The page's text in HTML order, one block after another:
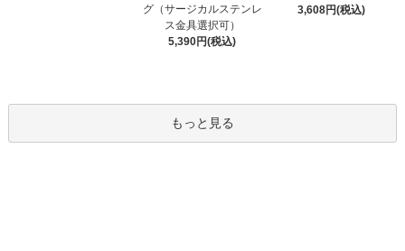
グ（サージカルステンレ
ス金具選択可）
5,390円(税込)
3,608円(税込)
もっと見る